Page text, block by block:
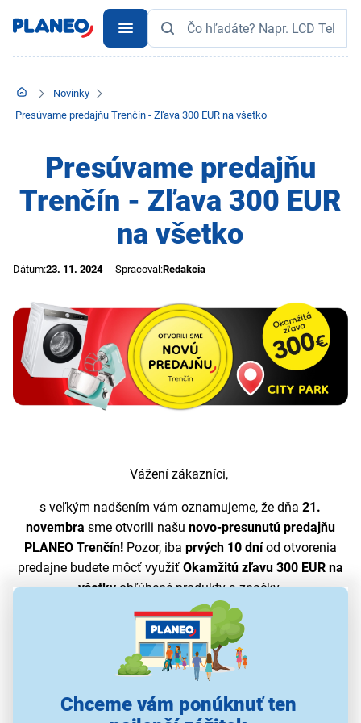
Chceme vám ponúknuť ten
Novinky
Presúvame predajňu Trenčín - Zľava 300 EUR na všetko
Presúvame predajňu
Trenčín - Zľava 300 EUR
na všetko
Dátum:23. 11. 2024 Spracoval:Redakcia
Vážení zákazníci,
s veľkým nadšením vám oznamujeme, že dňa21.
novembra sme otvorili našu novo-presunutú predajňu
PLANEO Trenčín! Pozor, iba prvých 10 dníod otvorenia
predajne budete môcť využiťOkamžitú zľavu 300 EUR na
všetkyobľúbené produkty a značky.
Nájdete nás vCity Park